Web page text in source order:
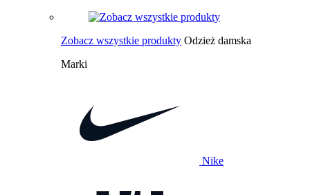
Zobacz wszystkie produkty Odzież damska
Marki
Nike